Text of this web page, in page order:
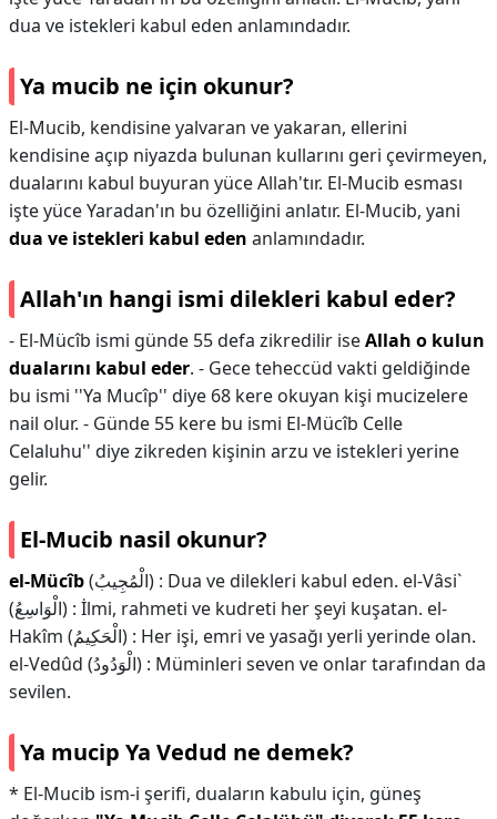
dua ve istekleri kabul eden anlamındadır.
Ya mucib ne için okunur?
El-Mucib, kendisine yalvaran ve yakaran, ellerini
kendisine açıp niyazda bulunan kullarını geri çevirmeyen,
dualarını kabul buyuran yüce Allah'tır. El-Mucib esması
işte yüce Yaradan'ın bu özelliğini anlatır. El-Mucib, yani
dua ve istekleri kabul eden anlamındadır.
Allah'ın hangi ismi dilekleri kabul eder?
- El-Mücîb ismi günde 55 defa zikredilir iseAllah o kulun
dualarını kabul eder. - Gece teheccüd vakti geldiğinde
bu ismi ''Ya Mucîp'' diye 68 kere okuyan kişi mucizelere
nail olur. - Günde 55 kere bu ismi El-Mücîb Celle
Celaluhu'' diye zikreden kişinin arzu ve istekleri yerine
gelir.
El-Mucib nasil okunur?
el-Mücîb(الْمُجِيبُ) : Dua ve dilekleri kabul eden. el-Vâsi`
(الْوَاسِعُ) : İlmi, rahmeti ve kudreti her şeyi kuşatan. el-
Hakîm (الْحَكِيمُ) : Her işi, emri ve yasağı yerli yerinde olan.
el-Vedûd (الْوَدُودُ) : Müminleri seven ve onlar tarafından da
sevilen.
Ya mucip Ya Vedud ne demek?
* El-Mucib ism-i şerifi, duaların kabulu için, güneş